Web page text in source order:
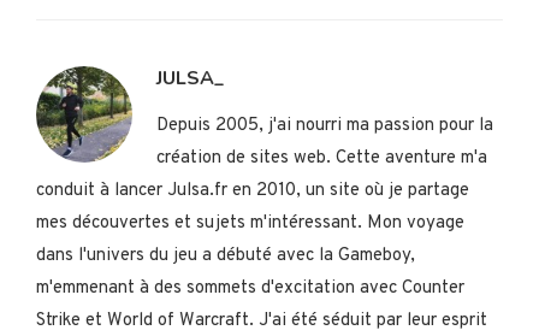
JULSA_
Depuis 2005, j'ai nourri ma passion pour la
création de sites web. Cette aventure m'a
conduit à lancer Julsa.fr en 2010, un site où je partage
mes découvertes et sujets m'intéressant. Mon voyage
dans l'univers du jeu a débuté avec la Gameboy,
m'emmenant à des sommets d'excitation avec Counter
Strike et World of Warcraft. J'ai été séduit par leur esprit